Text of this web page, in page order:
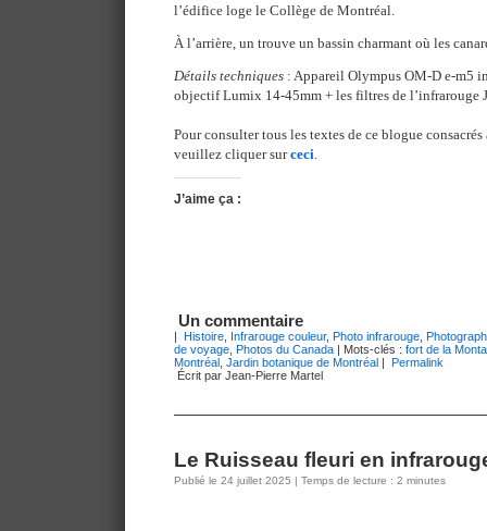
l’édifice loge le Collège de Montréal.
À l’arrière, un trouve un bassin charmant où les
Détails techniques : Appareil Olympus OM-D e-m5
objectif Lumix 14-45mm + les filtres de l’infrarouge
Pour consulter tous les textes de ce blogue
veuillez cliquer surceci.
J’aime ça :
Un commentaire
| Histoire Infrarouge couleur, Photo infrarouge
de voyage Photos du Canada | Mots-clés : fort de la
Montréal Jardin botanique de Montréal | Permalink
Écrit par Jean-Pierre Martel
Le Ruisseau fleuri en
Publié le 24 juillet 2025 | Temps de lecture : 2 minutes